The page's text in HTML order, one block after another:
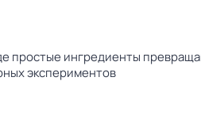
простые ингредиенты
экспериментов